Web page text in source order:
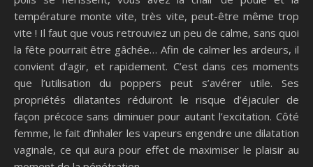
température monte vite, très vite, peut-être même trop
vite ! Il faut que vous retrouviez un peu de calme, sans quoi
la fête pourrait être gâchée… Afin de calmer les ardeurs, il
convient d’agir, et rapidement. C’est dans ces moments
que l’utilisation du poppers peut s’avérer utile. Ses
propriétés dilatantes réduiront le risque d’éjaculer de
façon précoce sans diminuer pour autant l’excitation. Côté
femme, le fait d’inhaler les vapeurs engendre une dilatation
vaginale, ce qui aura pour effet de maximiser le plaisir au